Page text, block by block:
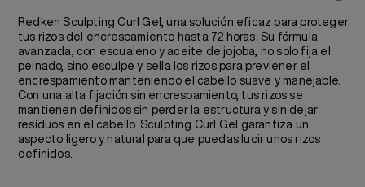
Redken Sculpting Curl Gel, una solución eficaz para proteger
tus rizos del encrespamiento hasta 72 horas. Su fórmula
avanzada, con escualeno y aceite de jojoba, no solo fija el
peinado, sino esculpe y sella los rizos para previener el
encrespamiento manteniendo el cabello suave y manejable.
Con una alta fijación sin encrespamiento, tus rizos se
mantienen definidos sin perder la estructura y sin dejar
resíduos en el cabello. Sculpting Curl Gel garantiza un
aspecto ligero y natural para que puedas lucir unos rizos
definidos.